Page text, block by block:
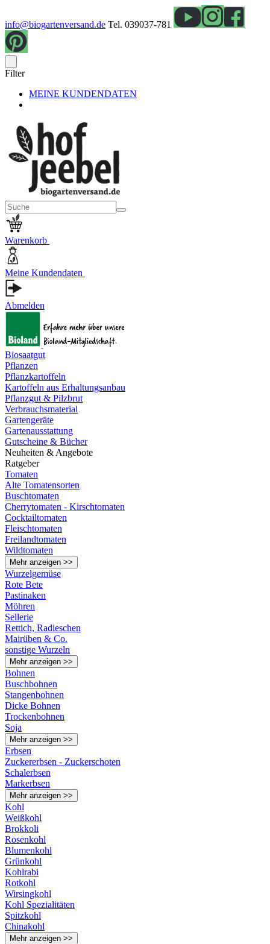
info@biogartenversand.de Tel. 039037-781
Filter
MEINE KUNDENDATEN
Warenkorb
Meine Kundendaten
Abmelden
Biosaatgut
Pflanzen
Pflanzkartoffeln
Kartoffeln aus Erhaltungsanbau
Pflanzgut & Pilzbrut
Verbrauchsmaterial
Gartengeräte
Gartenausstattung
Gutscheine & Bücher
Neuheiten & Angebote
Ratgeber
Tomaten
Alte Tomatensorten
Buschtomaten
Cherrytomaten - Kirschtomaten
Cocktailtomaten
Fleischtomaten
Freilandtomaten
Wildtomaten
Mehr anzeigen >>
Wurzelgemüse
Rote Bete
Pastinaken
Möhren
Sellerie
Rettich, Radieschen
Mairüben & Co.
sonstige Wurzeln
Mehr anzeigen >>
Bohnen
Buschbohnen
Stangenbohnen
Dicke Bohnen
Trockenbohnen
Soja
Mehr anzeigen >>
Erbsen
Zuckererbsen - Zuckerschoten
Schalerbsen
Markerbsen
Mehr anzeigen >>
Kohl
Weißkohl
Brokkoli
Rosenkohl
Blumenkohl
Grünkohl
Kohlrabi
Rotkohl
Wirsingkohl
Kohl Spezialitäten
Spitzkohl
Chinakohl
Mehr anzeigen >>